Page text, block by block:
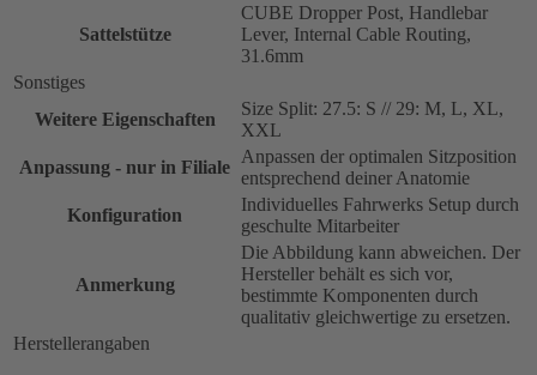
Sattelstütze
CUBE Dropper Post, Handlebar
Lever, Internal Cable Routing,
31.6mm
Sonstiges
Weitere Eigenschaften
Size Split: 27.5: S // 29: M, L, XL,
XXL
Anpassung - nur in Filiale
Anpassen der optimalen Sitzposition
entsprechend deiner Anatomie
Konfiguration
Individuelles Fahrwerks Setup durch
geschulte Mitarbeiter
Anmerkung
Die Abbildung kann abweichen. Der
Hersteller behält es sich vor,
bestimmte Komponenten durch
qualitativ gleichwertige zu ersetzen.
Herstellerangaben